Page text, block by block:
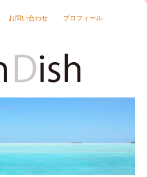
お問い合わせ プロフィール